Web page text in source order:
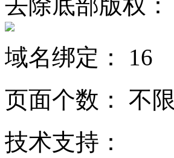
去除底部版权：
域名绑定：
16
页面个数：
不限
技术支持：